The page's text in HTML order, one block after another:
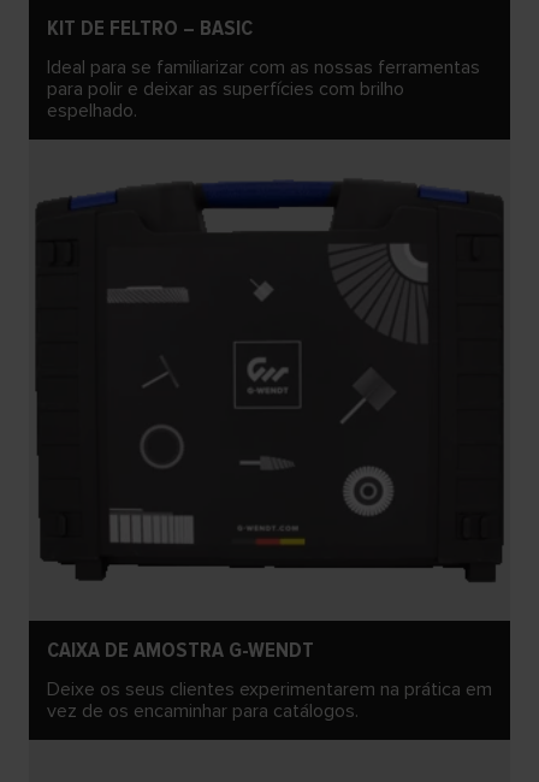
KIT DE FELTRO – BASIC
Ideal para se familiarizar com as nossas ferramentas
para polir e deixar as superfícies com brilho
espelhado.
CAIXA DE AMOSTRA G-WENDT
Deixe os seus clientes experimentarem na prática em
vez de os encaminhar para catálogos.